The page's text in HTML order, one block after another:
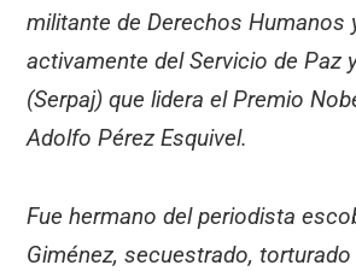
militante de Derechos Humanos
activamente del Servicio de Paz
(Serpaj) que lidera el Premio
Adolfo Pérez Esquivel.
Fue hermano del periodista
Giménez, secuestrado,